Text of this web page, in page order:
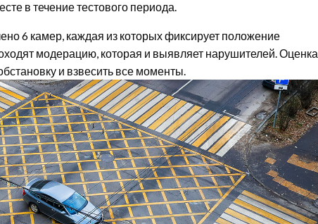
в течение тестового периода.
6 камер, каждая из которых фиксирует положение
модерацию, которая и выявляет нарушителей. Оценка
и взвесить все моменты.